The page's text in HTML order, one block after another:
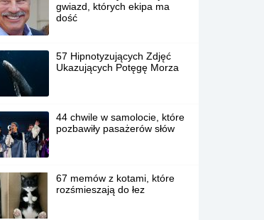
gwiazd, których ekipa ma
dość
57 Hipnotyzujących Zdjęć
Ukazujących Potęgę Morza
44 chwile w samolocie, które
pozbawiły pasażerów słów
67 memów z kotami, które
rozśmieszają do łez